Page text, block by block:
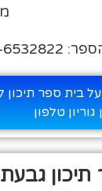
בית ספר תיכון
טלפון
גבעת